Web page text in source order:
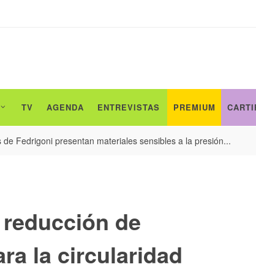
TV AGENDA ENTREVISTAS PREMIUM
Fedrigoni presentan materiales sensibles a la presión...
de
la circularidad